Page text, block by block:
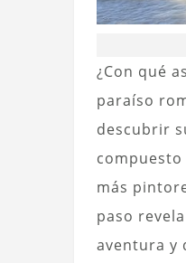
¿Con qué
paraíso
descubrir
más
paso
aventura y